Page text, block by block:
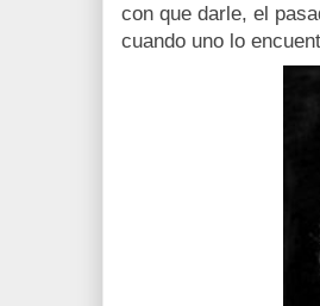
con que darle, el
cuando uno lo